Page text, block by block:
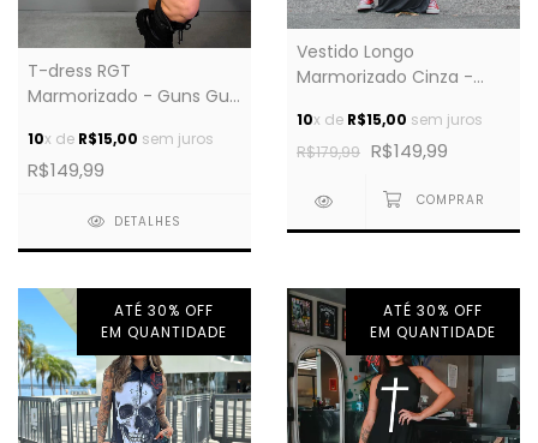
T-dress RGT
Marmorizado - Guns Gun
10x de R$15,00 sem juros
R$149,99
DETALHES
Vestido Longo
Marmorizado Cinza -
10x de R$15,00 sem juros
R$179,99 R$149,99
ATÉ 30% OFF
EM QUANTIDADE
ATÉ 30% OFF
EM QUANTIDADE